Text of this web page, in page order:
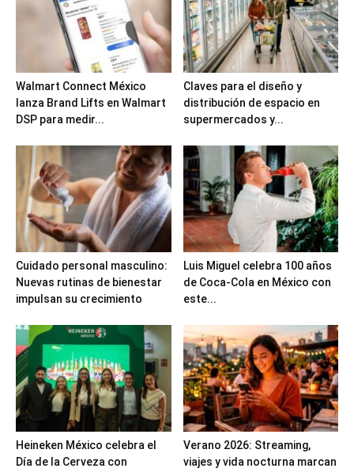
Walmart Connect México
lanza Brand Lifts en Walmart
DSP para medir...
Claves para el diseño y
distribución de espacio en
supermercados y...
Cuidado personal masculino:
Nuevas rutinas de bienestar
impulsan su crecimiento
Luis Miguel celebra 100 años
de Coca-Cola en México con
este...
Heineken México celebra el
Día de la Cerveza con
Verano 2026: Streaming,
viajes y vida nocturna marcan